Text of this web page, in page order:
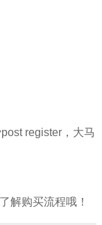
register，大马
解购买流程哦！